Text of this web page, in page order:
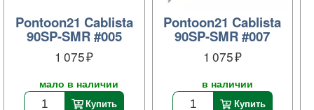
Pontoon21 Cablista
90SP-SMR #005
1 075
мало в наличии
Купить
Pontoon21 Cablista
90SP-SMR #007
1 075
в наличии
Купить